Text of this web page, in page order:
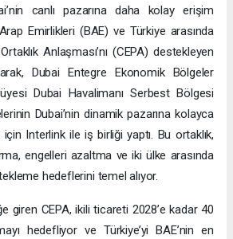
canlı pazarına daha kolay erişim
Emirlikleri (BAE) ve Türkiye arasında
Anlaşması’nı (CEPA) destekleyen
Dubai Entegre Ekonomik Bölgeler
Dubai Havalimanı Serbest Bölgesi
Dubai’nin dinamik pazarına kolayca
Interlink ile iş birliği yaptı. Bu ortaklık,
engelleri azaltma ve iki ülke arasında
hedeflerini temel alıyor.
giren CEPA, ikili ticareti 2028’e kadar 40
hedefliyor ve Türkiye’yi BAE’nin en